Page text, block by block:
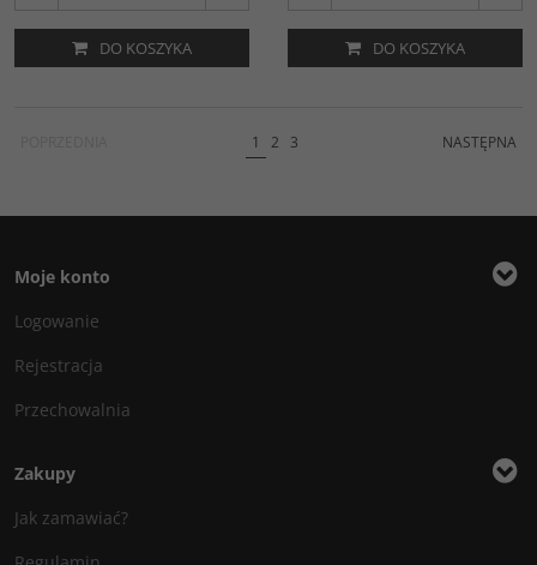
DO KOSZYKA DO KOSZYKA
1 2 3 NASTĘPNA
Moje konto
Logowanie
Rejestracja
Przechowalnia
Zakupy
Jak zamawiać?